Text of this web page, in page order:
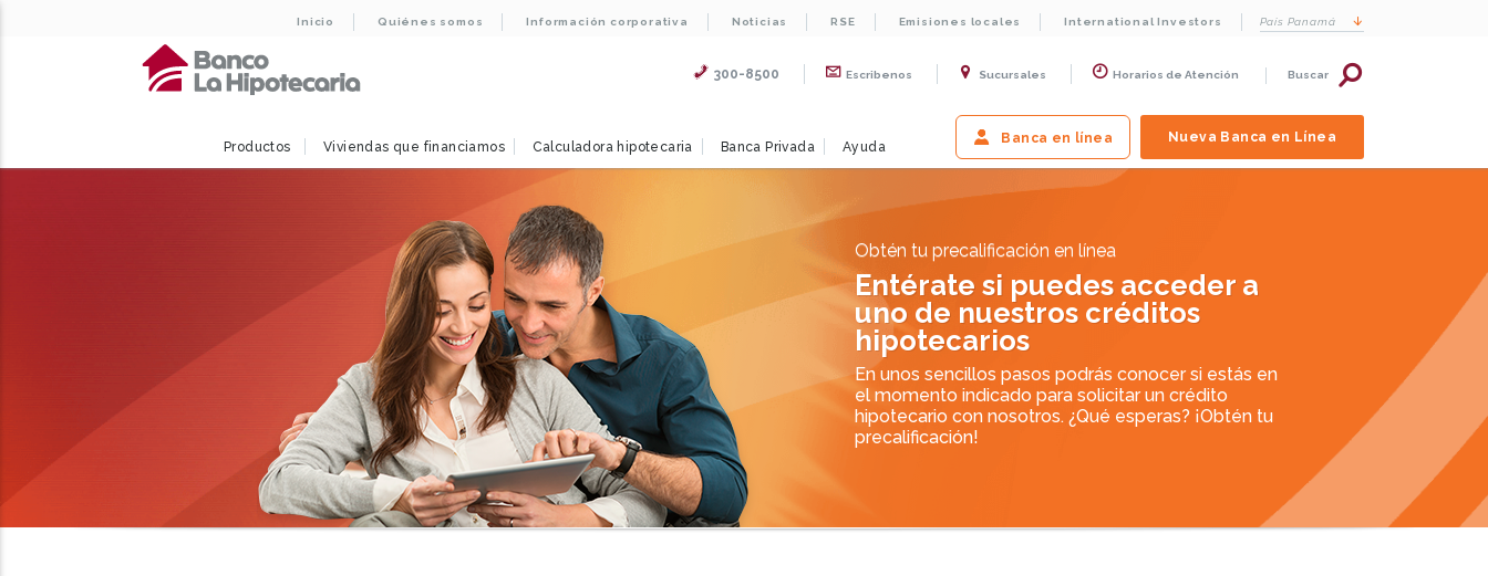
Inicio Quiénes somos Información corporativa Noticias RSE Emisiones locales International Investors País Panamá
300-8500 Escribenos Sucursales Horarios de Atención Buscar
Productos Viviendas que financiamos Calculadora hipotecaria Banca Privada Ayuda
Banca en línea Nueva Banca en Línea
Obtén tu precalificación en línea
Entérate si puedes acceder a
uno de nuestros créditos
hipotecarios
En unos sencillos pasos podrás conocer si estás en
el momento indicado para solicitar un crédito
hipotecario con nosotros. ¿Qué esperas? ¡Obtén tu
precalificación!